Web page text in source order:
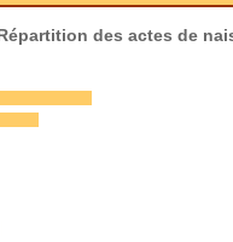
des actes de